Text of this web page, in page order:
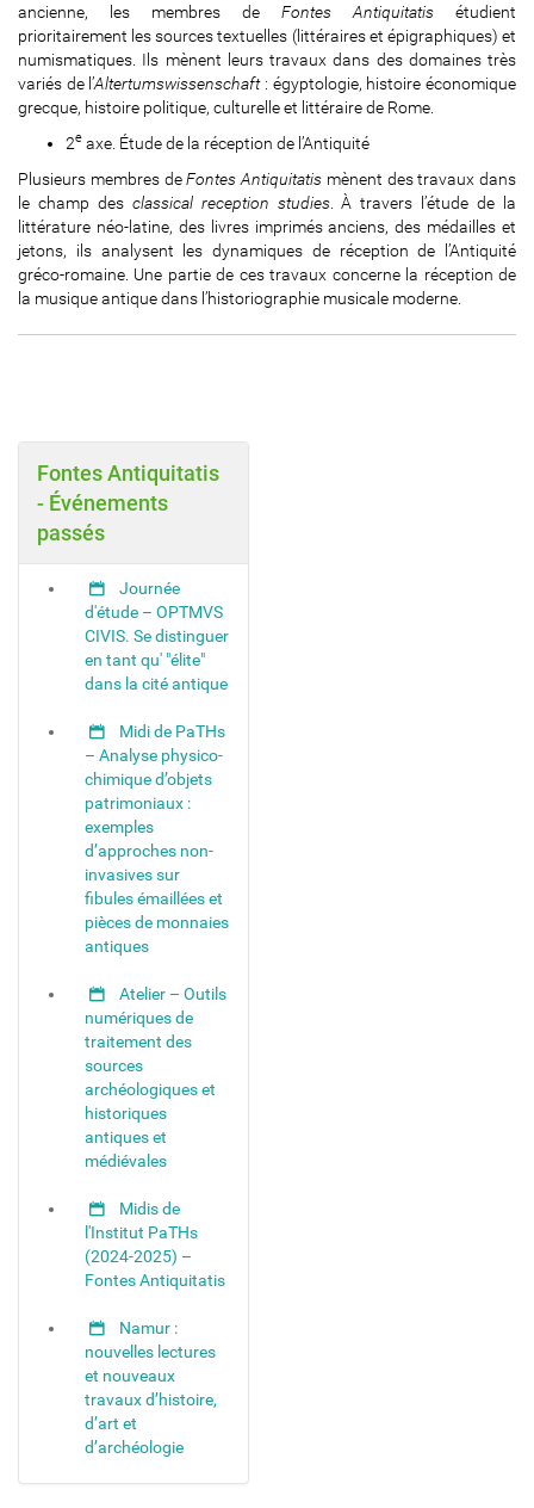
ancienne, les membres de Fontes Antiquitatis étudient
prioritairement les sources textuelles (littéraires et épigraphiques) et
numismatiques. Ils mènent leurs travaux dans des domaines très
variés de l’Altertumswissenschaft: égyptologie, histoire économique
grecque, histoire politique, culturelle et littéraire de Rome.
2e axe. Étude de la réception de l’Antiquité
Plusieurs membres deFontes Antiquitatis mènent des travaux dans
le champ des classical reception studies. À travers l’étude de la
littérature néo-latine, des livres imprimés anciens, des médailles et
jetons, ils analysent les dynamiques de réception de l’Antiquité
gréco-romaine. Une partie de ces travaux concerne la réception de
la musique antique dans l’historiographie musicale moderne.
Fontes Antiquitatis
- Événements
passés
Journée
d'étude – OPTMVS
CIVIS. Se distinguer
en tant qu' "élite"
dans la cité antique
Midi de PaTHs
– Analyse physico-
chimique d’objets
patrimoniaux :
exemples
d’approches non-
invasives sur
fibules émaillées et
pièces de monnaies
antiques
Atelier – Outils
numériques de
traitement des
sources
archéologiques et
historiques
antiques et
médiévales
Midis de
l'Institut PaTHs
(2024-2025) –
Fontes Antiquitatis
Namur :
nouvelles lectures
et nouveaux
travaux d’histoire,
d’art et
d’archéologie